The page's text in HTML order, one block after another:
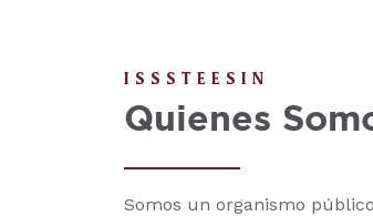
ISSSTEESIN
Quienes
Somos un organismo